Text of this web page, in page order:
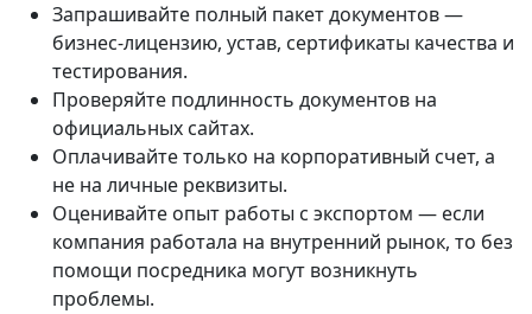
Запрашивайте полный пакет документов —
бизнес-лицензию, устав, сертификаты качества и
тестирования.
Проверяйте подлинность документов на
официальных сайтах.
Оплачивайте только на корпоративный счет, а
не на личные реквизиты.
Оценивайте опыт работы с экспортом — если
компания работала на внутренний рынок, то без
помощи посредника могут возникнуть
проблемы.